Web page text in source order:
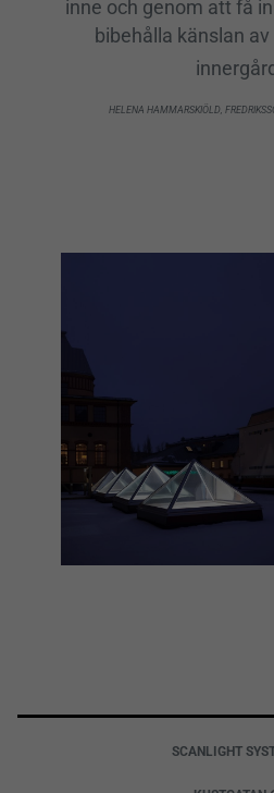
inne och genom att få
bibehålla känslan
HELENA HAMMARSKIÖLD,
SCANLIGHT